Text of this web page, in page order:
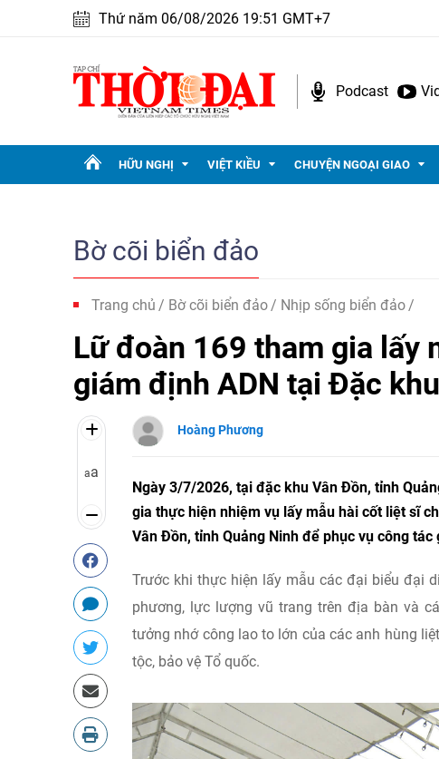
Thứ năm 06/08/2026 19:51 GMT+7
Podcast
HỮU NGHỊ VIỆT KIỀU CHUYỆN NGOẠI GIAO
Bờ cõi biển đảo
Trang chủ Bờ cõi biển đảo Nhịp sống biển đảo
Lữ đoàn 169 tham gia lấy
giám định ADN tại Đặc
aa
Hoàng Phương
Ngày 3/7/2026, tại đặc khu Vân Đồn, tỉnh
gia thực hiện nhiệm vụ lấy mẫu hài cốt liệt sĩ
Vân Đồn, tỉnh Quảng Ninh để phục vụ công
Trước khi thực hiện lấy mẫu các đại biểu đại
phương, lực lượng vũ trang trên địa bàn và
tưởng nhớ công lao to lớn của các anh hùng
tộc, bảo vệ Tổ quốc.